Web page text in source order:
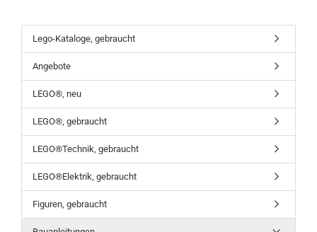
Lego-Kataloge, gebraucht
Angebote
LEGO®, neu
LEGO®, gebraucht
LEGO®Technik, gebraucht
LEGO®Elektrik, gebraucht
Figuren, gebraucht